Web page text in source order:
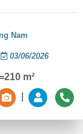
Nam
03/06/2026
m²